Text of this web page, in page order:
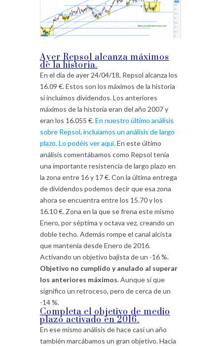
Ayer Repsol alcanza máximos
de la historia.
En el día de ayer 24/04/18, Repsol alcanza los
16.09 €. Estos son los máximos de la historia
si incluimos dividendos. Los anteriores
máximos de la historia eran del año 2007 y
eran los 16.055 €.En nuestro último análisis
sobre Repsol, incluíamos un análisis de largo
plazo. Lo podéis ver aquí.En este último
análisis comentábamos como Repsol tenía
una importante resistencia de largo plazo en
la zona entre 16 y 17 €. Con la última entrega
de dividendos podemos decir que esa zona
ahora se encuentra entre los 15.70 y los
16.10 €. Zona en la que se frena este mismo
Enero, por séptima y octava vez, creando un
doble techo. Además rompe el canal alcista
que mantenía desde Enero de 2016.
Activando un objetivo bajista de un -16 %.
Objetivo no cumplido y anulado al superar
los anteriores máximos. Aunque si que
significo un retroceso, pero de cerca de un
-14 %.
Completa el objetivo de medio
plazo activado en 2016.
En ese mismo análisis de hace casi un año
también marcábamos un gran objetivo. Hacia